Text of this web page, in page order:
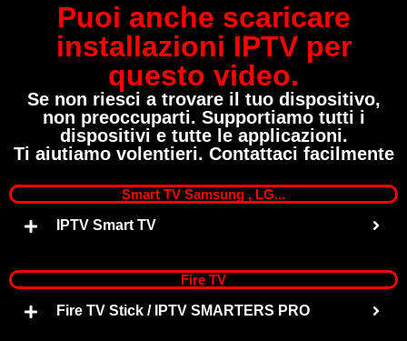
Puoi anche scaricare
installazioni IPTV per
questo video.
Se non riesci a trovare il tuo dispositivo,
non preoccuparti. Supportiamo tutti i
dispositivi e tutte le applicazioni.
Ti aiutiamo volentieri. Contattaci facilmente
Smart TV Samsung , LG...
IPTV Smart TV
Fire TV
Fire TV Stick / IPTV SMARTERS PRO